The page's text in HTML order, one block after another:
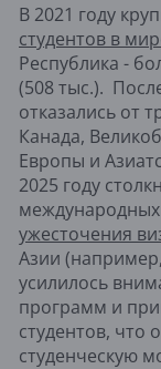
В 2021 году
студентов в
Республика -
(508 тыс.).
отказались от
Канада,
Европы и
2025 году
ужесточения
Азии
усилилось
программ и
студентов, что
студенческую